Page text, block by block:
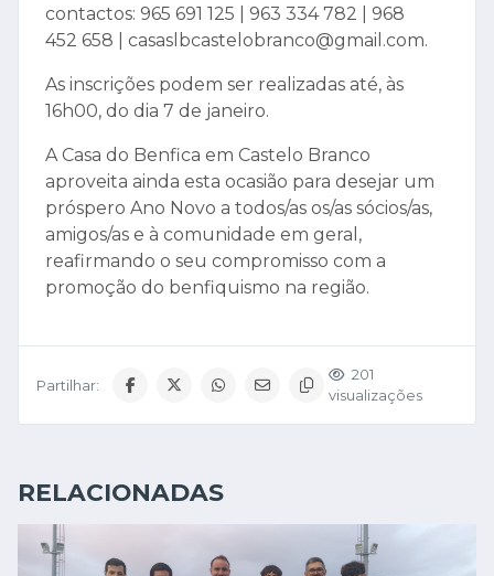
contactos: 965 691 125 | 963 334 782 | 968
452 658 | casaslbcastelobranco@gmail.com.
As inscrições podem ser realizadas até, às
16h00, do dia 7 de janeiro.
A Casa do Benfica em Castelo Branco
aproveita ainda esta ocasião para desejar um
próspero Ano Novo a todos/as os/as sócios/as,
amigos/as e à comunidade em geral,
reafirmando o seu compromisso com a
promoção do benfiquismo na região.
Partilhar:
201
visualizações
RELACIONADAS